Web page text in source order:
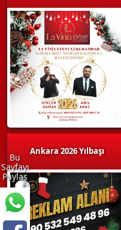
Ankara 2026 Yılbaşı
Bu
Sayfayı
Paylaş